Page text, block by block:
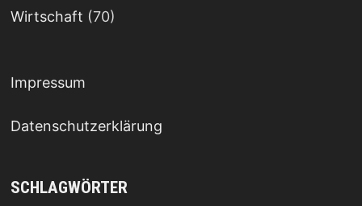
Wirtschaft (70)
Impressum
Datenschutzerklärung
SCHLAGWÖRTER